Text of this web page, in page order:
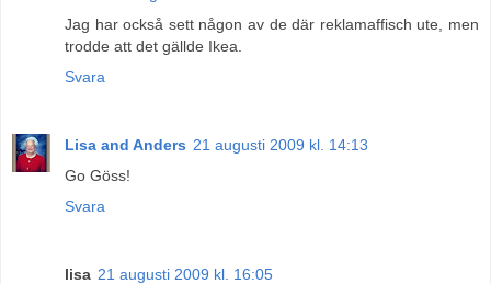
Jag har också sett någon av de där reklamaffisch ute, men
trodde att det gällde Ikea.
Svara
Lisa and Anders 21 augusti 2009 kl. 14:13
Go Göss!
Svara
lisa 21 augusti 2009 kl. 16:05